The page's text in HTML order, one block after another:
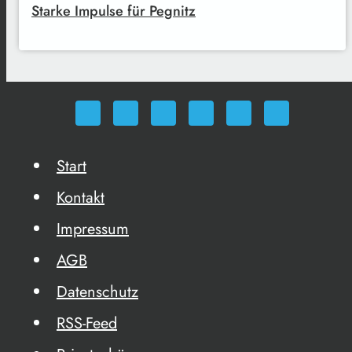
Starke Impulse für Pegnitz
Start
Kontakt
Impressum
AGB
Datenschutz
RSS-Feed